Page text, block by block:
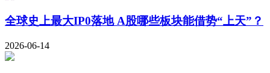
全球史上最大IP0落地 A股哪些板块能借势“上天”？
2026-06-14